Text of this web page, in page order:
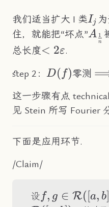
我们适当扩大 I 类I_j
Ij
住，就能把“坏点”
{n}
A
n
1
总长度<2\varepsilon
< 2ε.
step 2： D(f)
D( f)零测
这一步骤有点
见 Stein 所写 Fourier
下面是应用环节.
/Claim/
设 f, g ∈ R([a, b